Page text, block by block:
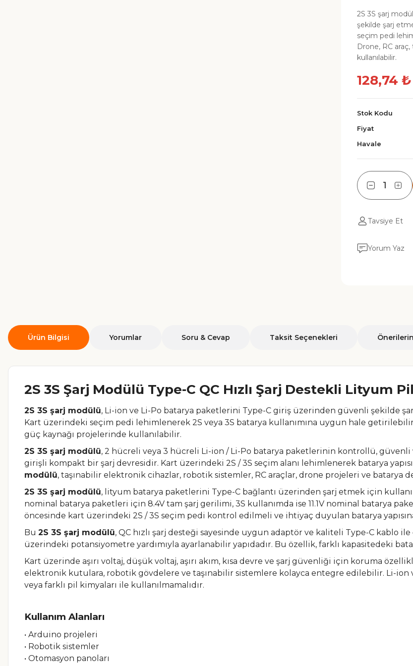
2S 3S şarj
şekilde şarj
seçim pedi
Drone, RC
kullanılabilir.
128,74 ₺
Stok Kodu
Fiyat
Havale
Tavsiye Et
Yorum Yaz
Ürün Bilgisi Yorumlar Soru & Cevap Taksit Seçenekleri
2S 3S Şarj Modülü Type-C QC Hızlı Şarj Destekli Lityum
2S 3S şarj modülü, Li-ion ve Li-Po batarya paketlerini Type-C giriş üzerinden güvenli şekilde
Kart üzerindeki seçim pedi lehimlenerek 2S veya 3S batarya kullanımına uygun hale
güç kaynağı projelerinde kullanılabilir.
2S 3S şarj modülü, 2 hücreli veya 3 hücreli Li-ion / Li-Po batarya paketlerinin kontrollü,
girişli kompakt bir şarj devresidir. Kart üzerindeki 2S / 3S seçim alanı lehimlenerek batarya
modülü, taşınabilir elektronik cihazlar, robotik sistemler, RC araçlar, drone projeleri ve
2S 3S şarj modülü, lityum batarya paketlerini Type-C bağlantı üzerinden şarj etmek için
nominal batarya paketleri için 8.4V tam şarj gerilimi, 3S kullanımda ise 11.1V nominal batarya
öncesinde kart üzerindeki 2S / 3S seçim pedi kontrol edilmeli ve ihtiyaç duyulan batarya
Bu 2S 3S şarj modülü, QC hızlı şarj desteği sayesinde uygun adaptör ve kaliteli Type-C kablo
üzerindeki potansiyometre yardımıyla ayarlanabilir yapıdadır. Bu özellik, farklı kapasitedeki
Kart üzerinde aşırı voltaj, düşük voltaj, aşırı akım, kısa devre ve şarj güvenliği için koruma
elektronik kutulara, robotik gövdelere ve taşınabilir sistemlere kolayca entegre edilebilir. Li-
veya farklı pil kimyaları ile kullanılmamalıdır.
Kullanım Alanları
• Arduino projeleri
• Robotik sistemler
• Otomasyon panoları